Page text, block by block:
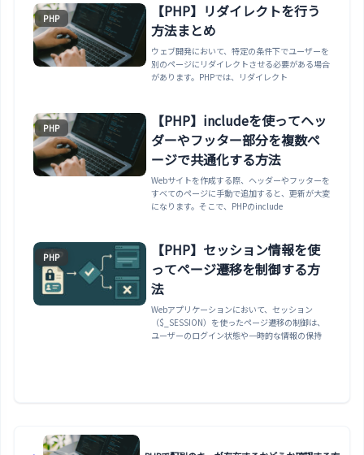
PHP
【PHP】リダイレクトを行う
方法まとめ
ウェブ開発において、特定の条件下でユーザーを
別のページにリダイレクトさせる必要がある場合
があります。PHPでは、リダイレクト
PHP
【PHP】includeを使ってヘッ
ダーやフッター部分を複数ペ
ージで共通化する方法
Webサイトを作成する際、ヘッダーやフッターを
すべてのページに手動で追加すると、更新が大変
になります。そこで、PHPのinclude
PHP
【PHP】セッション情報を使
ってページ遷移を制御する方
法
Webアプリケーションにおいて、セッション
（$_SESSION）を使ったページ遷移の制御は、
ユーザーのログイン状態や一時的な情報の保持